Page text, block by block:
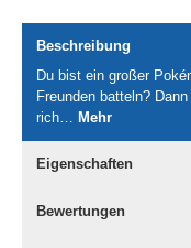
Beschreibung
Du bist ein großer
Freunden batteln?
rich…
Mehr
Eigenschaften
Bewertungen